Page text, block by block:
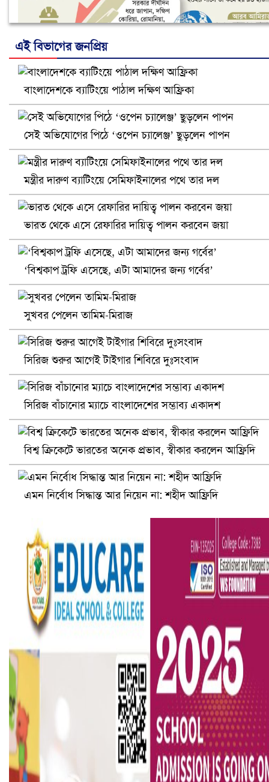
নানা সংকটে রিক্রুটিং এজেন্সি, হুমকির মুখে শ্রম রপ্তানি
খুলনায় বিএনপি অফিসে গুলি-বোমা হামলা, নিহত ১
প্রোটিয়াদের হারিয়ে বিশ্বকাপের শিরোপা ঘরে তুলল ভারত
সৌদিতে ব্যাপক ধরপাকড়, এক সপ্তাহেই ২১ হাজারের বেশি
এই বিভাগের জনপ্রিয়
বাংলাদেশকে ব্যাটিংয়ে পাঠাল দক্ষিণ আফ্রিকা
সেই অভিযোগের পিঠে ‘ওপেন চ্যালেঞ্জ’ ছুড়লেন পাপন
মন্ত্রীর দারুণ ব্যাটিংয়ে সেমিফাইনালের পথে তার দল
ভারত থেকে এসে রেফারির দায়িত্ব পালন করবেন জয়া
‘বিশ্বকাপ ট্রফি এসেছে, এটা আমাদের জন্য গর্বের’
সুখবর পেলেন তামিম-মিরাজ
সিরিজ শুরুর আগেই টাইগার শিবিরে দুঃসংবাদ
সিরিজ বাঁচানোর ম্যাচে বাংলাদেশের সম্ভাব্য একাদশ
বিশ্ব ক্রিকেটে ভারতের অনেক প্রভাব, স্বীকার করলেন আফ্রিদি
এমন নির্বোধ সিদ্ধান্ত আর নিয়েন না: শহীদ আফ্রিদি